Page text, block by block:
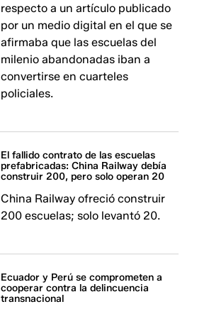
respecto a un artículo publicado
por un medio digital en el que se
afirmaba que las escuelas del
milenio abandonadas iban a
convertirse en cuarteles
policiales.
El fallido contrato de las escuelas
prefabricadas: China Railway debía
construir 200, pero solo operan 20
China Railway ofreció construir
200 escuelas; solo levantó 20.
Ecuador y Perú se comprometen a
cooperar contra la delincuencia
transnacional